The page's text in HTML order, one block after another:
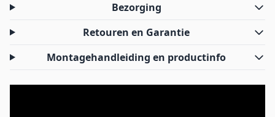
Bezorging
Retouren en Garantie
Montagehandleiding en productinfo